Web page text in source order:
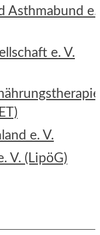
Asthmabund e.
e. V.
e. V.
V. (LipöG)